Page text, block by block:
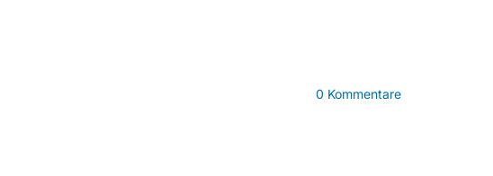
0 Kommentare